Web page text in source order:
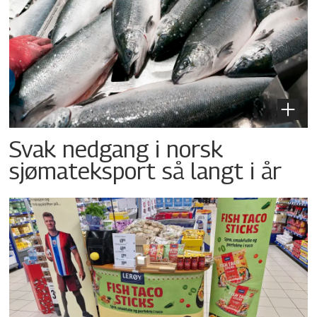
Svak nedgang i norsk
sjømateksport så langt i år